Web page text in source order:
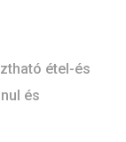
étel-és
és